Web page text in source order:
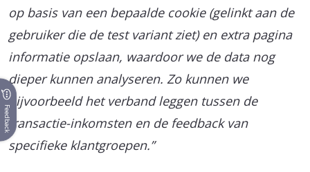
op basis van een bepaalde cookie (gelinkt aan de
gebruiker die de test variant ziet) en extra pagina
informatie opslaan, waardoor we de data nog
dieper kunnen analyseren. Zo kunnen we
bijvoorbeeld het verband leggen tussen de
transactie-inkomsten en de feedback van
specifieke klantgroepen.”
Feedback